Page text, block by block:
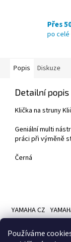
Používáme
Přes
po celé
Popis Diskuze
Detailní
Klička na struny
Geniální multi
práci při výměně
Černá
p
YAMAHA CZ